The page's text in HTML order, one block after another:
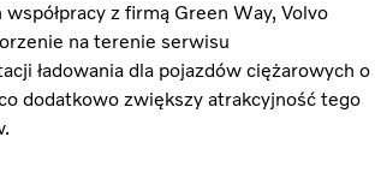
z firmą Green Way, Volvo
na terenie serwisu
ładowania dla pojazdów ciężarowych o
dodatkowo zwiększy atrakcyjność tego